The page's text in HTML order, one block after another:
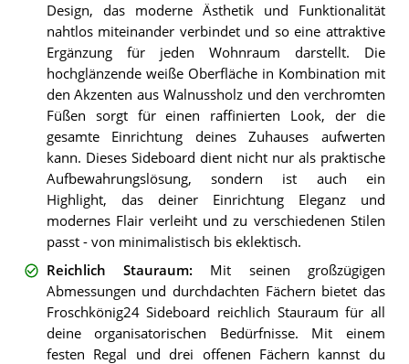
Design, das moderne Ästhetik und Funktionalität
nahtlos miteinander verbindet und so eine attraktive
Ergänzung für jeden Wohnraum darstellt. Die
hochglänzende weiße Oberfläche in Kombination mit
den Akzenten aus Walnussholz und den verchromten
Füßen sorgt für einen raffinierten Look, der die
gesamte Einrichtung deines Zuhauses aufwerten
kann. Dieses Sideboard dient nicht nur als praktische
Aufbewahrungslösung, sondern ist auch ein
Highlight, das deiner Einrichtung Eleganz und
modernes Flair verleiht und zu verschiedenen Stilen
passt - von minimalistisch bis eklektisch.
Reichlich Stauraum: Mit seinen großzügigen
Abmessungen und durchdachten Fächern bietet das
Froschkönig24 Sideboard reichlich Stauraum für all
deine organisatorischen Bedürfnisse. Mit einem
festen Regal und drei offenen Fächern kannst du